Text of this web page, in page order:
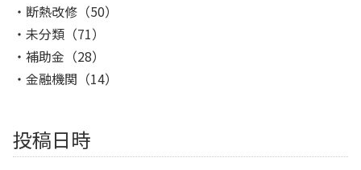
断熱改修 （50）
未分類 （71）
補助金 （28）
金融機関 （14）
投稿日時